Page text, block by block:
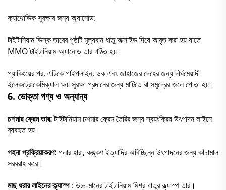
ক্যাথোডিক সুরক্ষার জন্য অ্যানোড:
টাইটানিয়াম ডিস্ক তারের পৃষ্ঠটি মূল্যবান ধাতু অক্সাইড দিয়ে আবৃত করা হয় যাতে
MMO টাইটানিয়াম অ্যানোড তার গঠিত হয়।
প্যাকিংয়ের পর, এটিকে পাইপলাইন, ডক এবং জাহাজের দেহের জন্য দীর্ঘমেয়াদী
ইলেকট্রোকেমিক্যাল ক্ষয় সুরক্ষা প্রদানের জন্য মাটিতে বা সমুদ্রের জলে পোতা হয়।
6. ভোক্তা পণ্য ও অন্যান্য
চশমার ফ্রেম তার:টাইটানিয়াম চশমার ফ্রেম তৈরির জন্য স্বয়ংক্রিয় উৎপাদন লাইনে
ব্যবহৃত হয়।
গহনা প্রক্রিয়াকরণ:গলার হারা, কঙ্কণ ইত্যাদির অবিচ্ছিন্ন উৎপাদনের জন্য কাঁচামাল
সরবরাহ করে।
মাছ ধরার লাইনের ক্ল্যাস্প: উচ্চ-মানের টাইটানিয়াম মিশ্র ধাতুর ক্ল্যাস্প তার।